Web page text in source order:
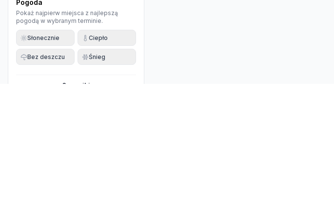
Pogoda
Pokaż najpierw miejsca z najlepszą
pogodą w wybranym terminie.
Słonecznie Ciepło
Bez deszczu Śnieg
0 wyniki